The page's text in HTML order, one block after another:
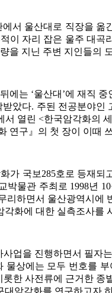
서 울산대로 직장을 옮
이 자리 잡은 울주 대
을 지닌 주변 지인들의
에는 ‘울산대’에 재직
받았다. 주된 전공분야
서 열린 <한국암각화의
연구』의 첫 장이 이때
가 국보285호로 등재
박물관 주최로 1998년
리하면서 울산광역시에
각화에 대한 실측조사를
업을 진행하면서 필자
물상에는 모두 번호를
롯한 사전류에 근거한
대암각화를 연구하고자